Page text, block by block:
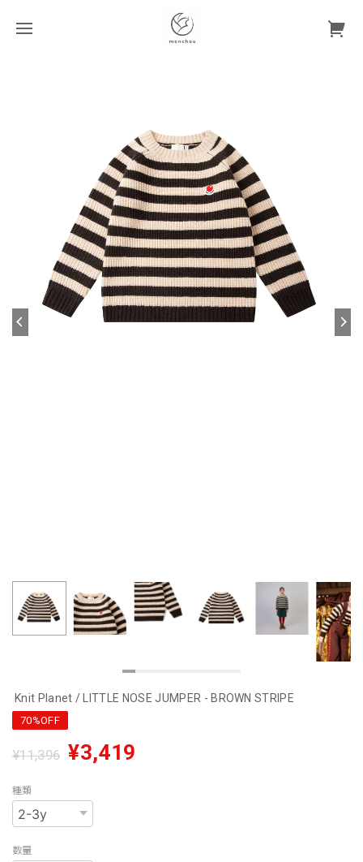
Knit Planet / LITTLE NOSE JUMPER - BROWN STRIPE
70%OFF
¥11,396 ¥3,419
種類
数量